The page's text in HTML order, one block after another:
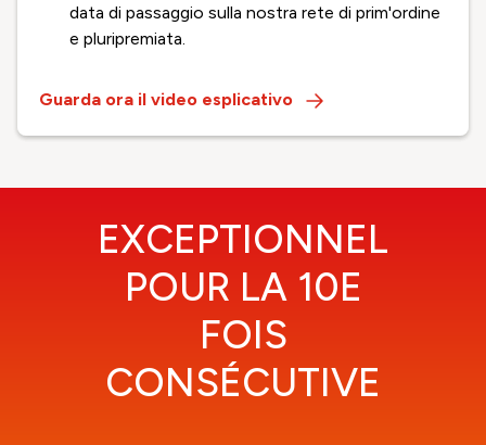
data di passaggio sulla nostra rete di prim'ordine
e pluripremiata.
Guarda ora il video esplicativo
EXCEPTIONNEL
POUR LA 10E
FOIS
CONSÉCUTIVE